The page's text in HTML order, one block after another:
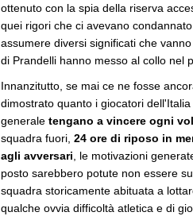
ottenuto con la spia della riserva
quei rigori che ci avevano
assumere diversi significati che
di Prandelli hanno messo al collo nel
Innanzitutto, se mai ce ne fosse
dimostrato quanto i giocatori
generale tengano a vincere ogni
squadra fuori, 24 ore di riposo in
agli avversari , le motivazioni
posto sarebbero potute non essere
squadra storicamente abituata a
qualche ovvia difficoltà atletica e di